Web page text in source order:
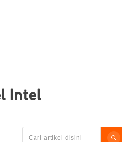
Intel